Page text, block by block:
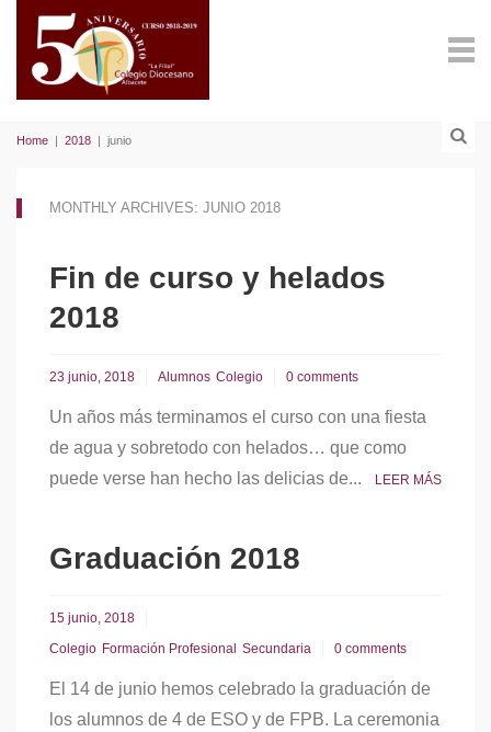
Home | 2018 | junio
MONTHLY ARCHIVES: JUNIO 2018
Fin de curso y helados
2018
23 junio, 2018 Alumnos Colegio 0 comments
Un años más terminamos el curso con una fiesta
de agua y sobretodo con helados… que como
puede verse han hecho las delicias de...
LEER MÁS
Graduación 2018
15 junio, 2018
Colegio Formación Profesional Secundaria 0 comments
El 14 de junio hemos celebrado la graduación de
los alumnos de 4 de ESO y de FPB. La ceremonia